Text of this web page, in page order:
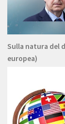
Sulla natura del
europea)